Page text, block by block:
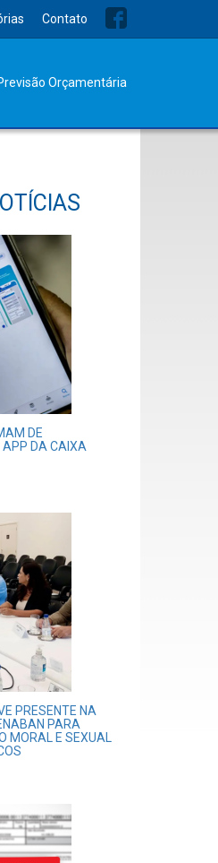
Contato
Orçamentária
DE
APP DA CAIXA
PRESENTE NA
PARA
MORAL E SEXUAL